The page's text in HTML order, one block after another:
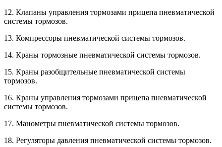
12. Клапаны управления тормозами прицепа пневматической
системы тормозов.
13. Компрессоры пневматической системы тормозов.
14. Краны тормозные пневматической системы тормозов.
15. Краны разобщительные пневматической системы
тормозов.
16. Краны управления тормозами прицепа пневматической
системы тормозов.
17. Манометры пневматической системы тормозов.
18. Регуляторы давления пневматической системы тормозов.